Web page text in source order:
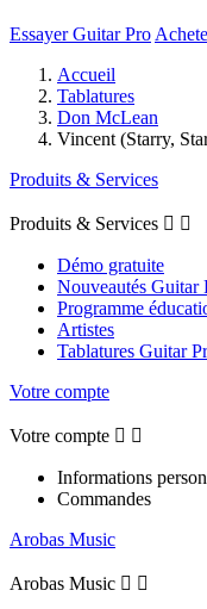
Essayer Guitar Pro
Accueil
Tablatures
Don McLean
Vincent (Starry,
Produits & Services
Produits & Services  
Démo gratuite
Nouveautés Guitar
Programme
Artistes
Tablatures Guitar
Votre compte
Votre compte  
Informations
Commandes
Arobas Music
Arobas Music  